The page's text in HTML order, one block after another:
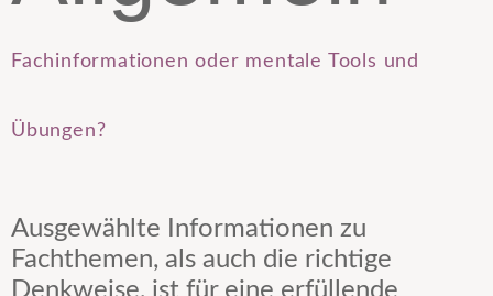
Fachinformationen oder mentale Tools und
Übungen?
Ausgewählte Informationen zu
Fachthemen, als auch die richtige
Denkweise, ist für eine erfüllende